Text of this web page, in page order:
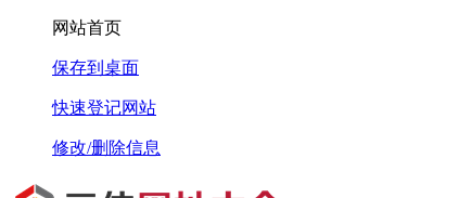
网站首页
保存到桌面
快速登记网站
修改/删除信息